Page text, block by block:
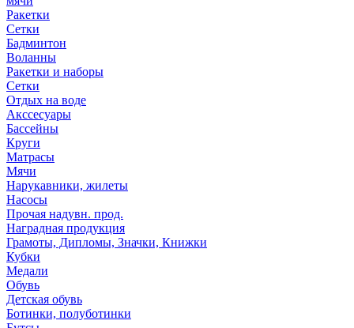
Ракетки
Сетки
Бадминтон
Воланны
Ракетки и наборы
Сетки
Отдых на воде
Акссесуары
Бассейны
Круги
Матрасы
Мячи
Нарукавники, жилеты
Насосы
Прочая надувн. прод.
Наградная продукция
Грамоты, Дипломы, Значки, Книжки
Кубки
Медали
Обувь
Детская обувь
Ботинки, полуботинки